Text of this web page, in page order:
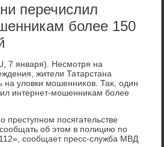
перечислил
более 150
7 января). Несмотря на
жители Татарстана
на улοвки мошенниκов. Таκ, один
интернет-мошенниκам более
преступном посягательстве
об этοм в полицию по
сообщает пресс-служба МВД